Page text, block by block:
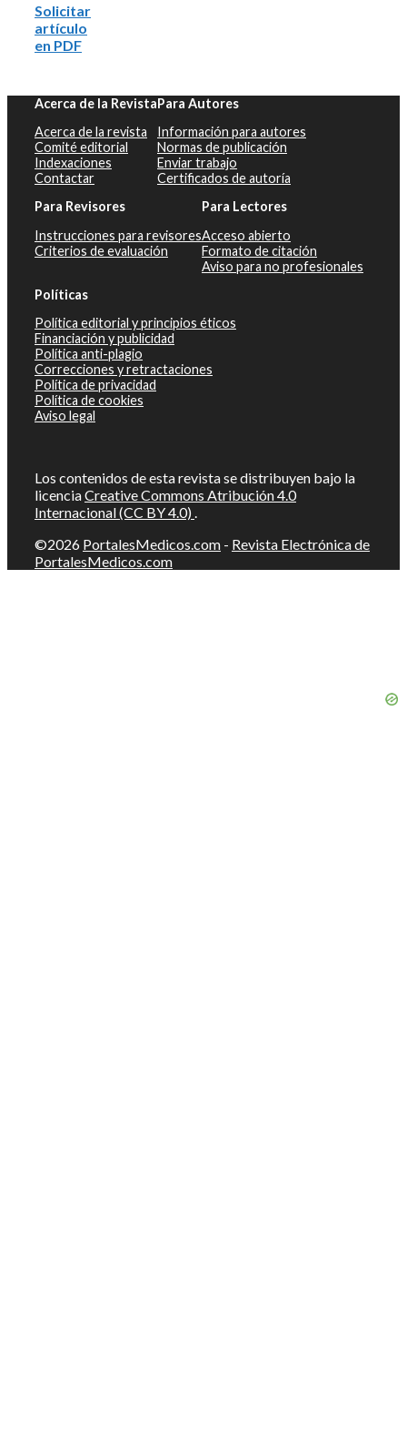
Solicitar
artículo
en PDF
Acerca de la Revista
Acerca de la revista
Comité editorial
Indexaciones
Contactar
Para Autores
Información para autores
Normas de publicación
Enviar trabajo
Certificados de autoría
Para Revisores
Instrucciones para revisores
Criterios de evaluación
Para Lectores
Acceso abierto
Formato de citación
Aviso para no profesionales
Políticas
Política editorial y principios éticos
Financiación y publicidad
Política anti-plagio
Correcciones y retractaciones
Política de privacidad
Política de cookies
Aviso legal
Los contenidos de esta revista se distribuyen bajo la
licenciaCreative Commons Atribución 4.0
Internacional (CC BY 4.0) .
©2026 PortalesMedicos.com - Revista Electrónica de
PortalesMedicos.com